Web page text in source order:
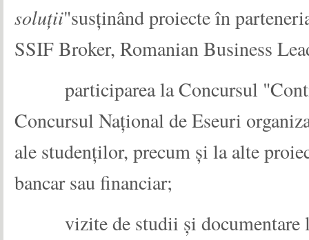
soluții"susținând proiecte în
SSIF Broker, Romanian Business
participarea laConcursul
Concursul Național de Eseuri
ale studenților, precum și la alte
bancar sau financiar;
vizite de studii și documentare